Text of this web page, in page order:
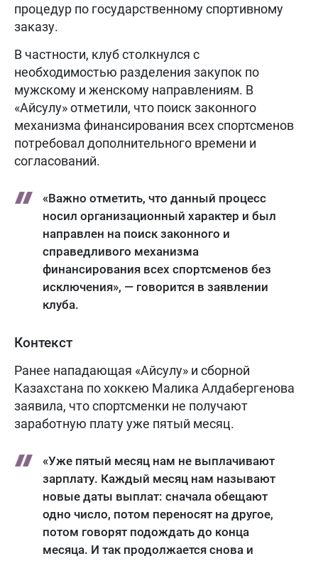
процедур по государственному спортивному
заказу.
В частности, клуб столкнулся с
необходимостью разделения закупок по
мужскому и женскому направлениям. В
«Айсулу» отметили, что поиск законного
механизма финансирования всех спортсменов
потребовал дополнительного времени и
согласований.
«Важно отметить, что данный процесс
носил организационный характер и был
направлен на поиск законного и
справедливого механизма
финансирования всех спортсменов без
исключения», — говорится в заявлении
клуба.
Контекст
Ранее нападающая «Айсулу» и сборной
Казахстана по хоккею Малика Алдабергенова
заявила, что спортсменки не получают
заработную плату уже пятый месяц.
«Уже пятый месяц нам не выплачивают
зарплату. Каждый месяц нам называют
новые даты выплат: сначала обещают
одно число, потом переносят на другое,
потом говорят подождать до конца
месяца. И так продолжается снова и